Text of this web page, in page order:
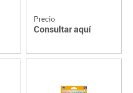
Precio
Consultar aquí